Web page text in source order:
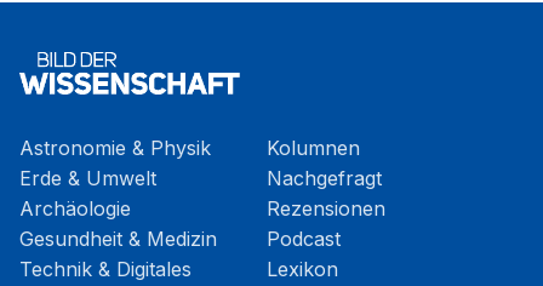
Astronomie & Physik
Erde & Umwelt
Archäologie
Gesundheit & Medizin
Technik & Digitales
Kolumnen
Nachgefragt
Rezensionen
Podcast
Lexikon